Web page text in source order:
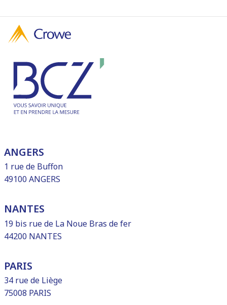
ANGERS
1 rue de Buffon
49100 ANGERS
NANTES
19 bis rue de La Noue Bras de fer
44200 NANTES
PARIS
34 rue de Liège
75008 PARIS